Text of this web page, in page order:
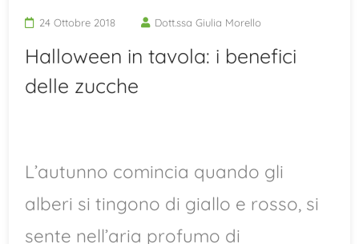
24 Ottobre 2018 Dott.ssa Giulia Morello
Halloween in tavola: i benefici
delle zucche
L’autunno comincia quando gli
alberi si tingono di giallo e rosso, si
sente nell’aria profumo di